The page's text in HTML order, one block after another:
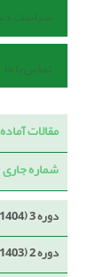
سیاست
تماس با ما
مقالات
شماره جاری
دوره 3 (1404)
دوره 2 (1403)